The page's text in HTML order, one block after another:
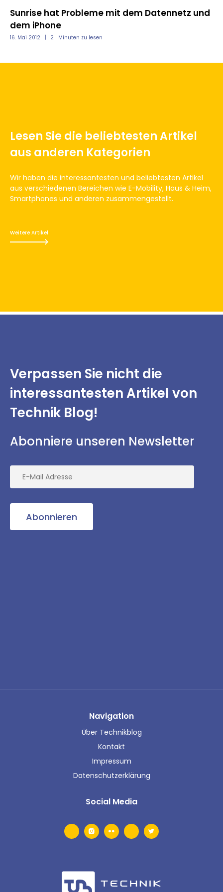
Lesen Sie die beliebtesten Artikel
aus anderen Kategorien
Wir haben die interessantesten und beliebtesten Artikel
aus verschiedenen Bereichen wie E-Mobility, Haus & Heim,
Smartphones und anderen zusammengestellt.
Weitere Artikel
Sunrise hat Probleme mit dem Datennetz und
dem iPhone
16. Mai 2012 2 Minuten zu lesen
Verpassen Sie nicht die
interessantestenArtikel von
Technik Blog!
Abonniere unseren Newsletter
Abonnieren
Navigation
Über Technikblog
Kontakt
Impressum
Datenschutzerklärung
Social Media